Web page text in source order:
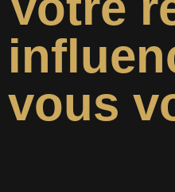
vous